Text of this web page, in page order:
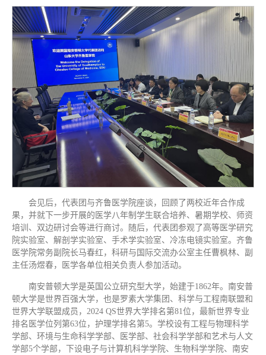
会见后，代表团与齐鲁医学院座谈，回顾了两校近年合作成
果，并就下一步开展的医学八年制学生联合培养、暑期学校、师资
培训、双边研讨会等进行商讨。随后，代表团参观了高等医学研究
院实验室、解剖学实验室、手术学实验室、冷冻电镜实验室。齐鲁
医学院常务副院长马春红，科研与国际交流办公室主任曹枫林、副
主任汤煜春，医学各单位相关负责人参加活动。
南安普顿大学是英国公立研究型大学，始建于1862年。南安普
顿大学是世界百强大学，也是罗素大学集团、科学与工程南联盟和
世界大学联盟成员，2024 QS世界大学排名第81位，最新世界专业
排名医学位列第63位，护理学排名第5。学校设有工程与物理科学
学部、环境与生命科学学部、医学部、社会科学学部和艺术与人文
学部5个学部，下设电子与计算机科学学院、生物科学学院、南安